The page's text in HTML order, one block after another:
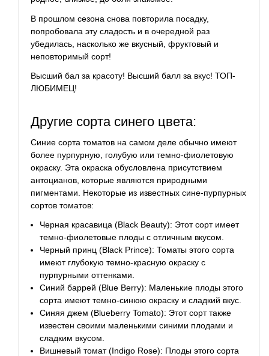
В прошлом сезона снова повторила посадку,
попробовала эту сладость и в очередной раз
убедилась, насколько же вкусный, фруктовый и
неповторимый сорт!
Высший бал за красоту! Высший балл за вкус! ТОП-
ЛЮБИМЕЦ!
Другие сорта синего цвета:
Синие сорта томатов на самом деле обычно имеют
более пурпурную, голубую или темно-фиолетовую
окраску. Эта окраска обусловлена присутствием
антоцианов, которые являются природными
пигментами. Некоторые из известных сине-пурпурных
сортов томатов:
Черная красавица (Black Beauty): Этот сорт имеет
темно-фиолетовые плоды с отличным вкусом.
Черный принц (Black Prince): Томаты этого сорта
имеют глубокую темно-красную окраску с
пурпурными оттенками.
Синий баррей (Blue Berry): Маленькие плоды этого
сорта имеют темно-синюю окраску и сладкий вкус.
Синяя джем (Blueberry Tomato): Этот сорт также
известен своими маленькими синими плодами и
сладким вкусом.
Вишневый томат (Indigo Rose): Плоды этого сорта